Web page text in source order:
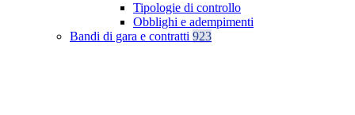
Tipologie di controllo
Obblighi e adempimenti
Bandi di gara e contratti 923